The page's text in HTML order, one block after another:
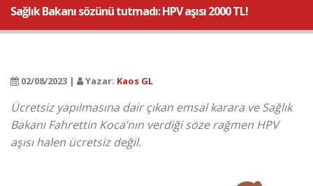
Sağlık Bakanı sözünü tutmadı: HPV aşısı 2000 TL!
02/08/2023 | Yazar: Kaos GL
Ücretsiz yapılmasına dair çıkan emsal karara ve Sağlık
Bakanı Fahrettin Koca’nın verdiği söze rağmen HPV
aşısı halen ücretsiz değil.